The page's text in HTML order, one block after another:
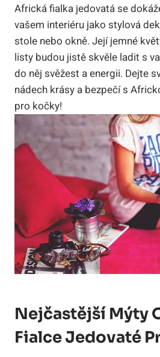
Africká fialka jedovatá se
vašem interiéru jako stylová
stole nebo okně. Její jemné
listy budou jistě skvěle ladit s
do něj svěžest a energii. Dejte
nádech krásy a bezpečí s
pro kočky!
Nejčastější Mýty
Fialce Jedovaté